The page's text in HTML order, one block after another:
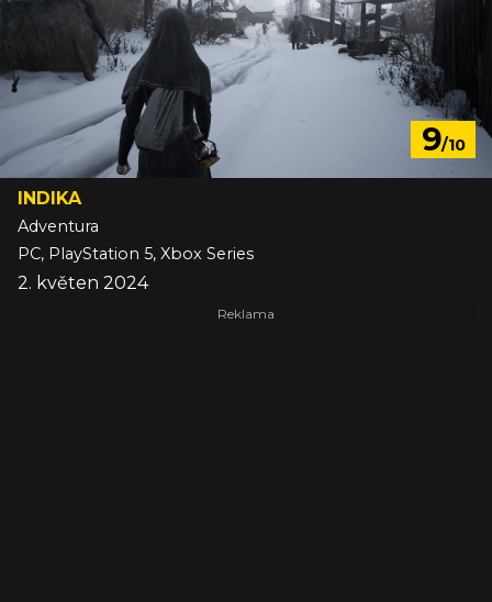
9/10
INDIKA
Adventura
PC, PlayStation 5, Xbox Series
2. květen 2024